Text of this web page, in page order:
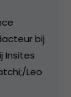
bij
Insites
Leo